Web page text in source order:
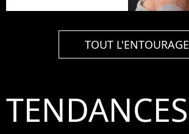
TOUT L'ENTOURAGE
TENDANCES